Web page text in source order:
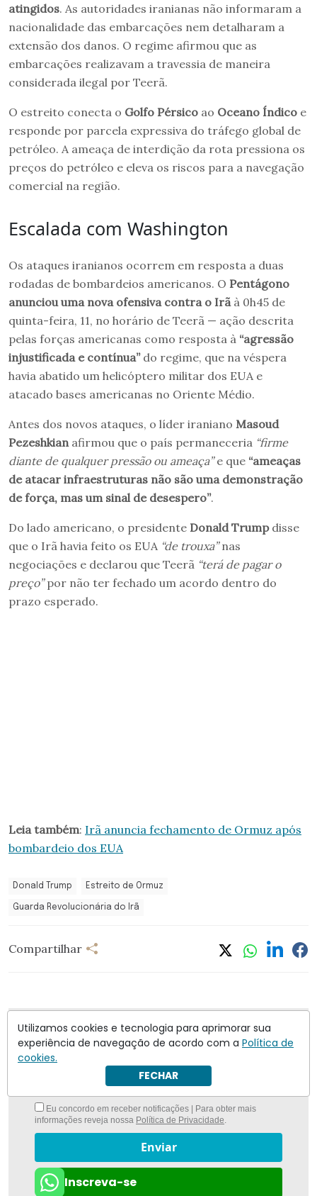
atingidos. As autoridades iranianas não informaram a
nacionalidade das embarcações nem detalharam a
extensão dos danos. O regime afirmou que as
embarcações realizavam a travessia de maneira
considerada ilegal por Teerã.
O estreito conecta o Golfo Pérsico ao Oceano Índico e
responde por parcela expressiva do tráfego global de
petróleo. A ameaça de interdição da rota pressiona os
preços do petróleo e eleva os riscos para a navegação
comercial na região.
Escalada com Washington
Os ataques iranianos ocorrem em resposta a duas
rodadas de bombardeios americanos. O Pentágono
anunciou uma nova ofensiva contra o Irã à 0h45 de
quinta-feira, 11, no horário de Teerã — ação descrita
pelas forças americanas como resposta à “agressão
injustificada e contínua”do regime, que na véspera
havia abatido um helicóptero militar dos EUA e
atacado bases americanas no Oriente Médio.
Antes dos novos ataques, o líder iraniano Masoud
Pezeshkian afirmou que o país permaneceria “firme
diante de qualquer pressão ou ameaça”e que “ameaças
de atacar infraestruturas não são uma demonstração
de força, mas um sinal de desespero”.
Do lado americano, o presidente Donald Trumpdisse
que o Irã havia feito os EUA “de trouxa”nas
negociações e declarou que Teerã “terá de pagar o
preço”por não ter fechado um acordo dentro do
prazo esperado.
Leia também: Irã anuncia fechamento de Ormuz após
bombardeio dos EUA
Donald Trump Estreito de Ormuz
Guarda Revolucionária do Irã
Compartilhar
Nunca foi tão fácil ficar bem informado com
Antagonista
Eu concordo em receber notificações | Para obter mais
informações reveja nossa Política de Privacidade
Enviar
Inscreva-se
Utilizamos cookies e tecnologia para aprimorar sua
experiência de navegação de acordo com a Política de
cookies.
FECHAR